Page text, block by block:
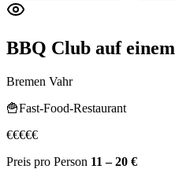
BBQ Club auf
Bremen Vahr
🍟Fast-Food-Restaurant
€€€€€
Preis pro Person 11 – 20 €